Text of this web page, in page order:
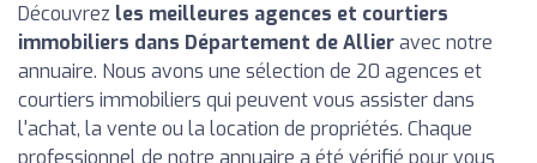
Découvrez les meilleures agences et courtiers
immobiliers dans Département de Allieravec notre
annuaire. Nous avons une sélection de 20 agences et
courtiers immobiliers qui peuvent vous assister dans
l'achat, la vente ou la location de propriétés. Chaque